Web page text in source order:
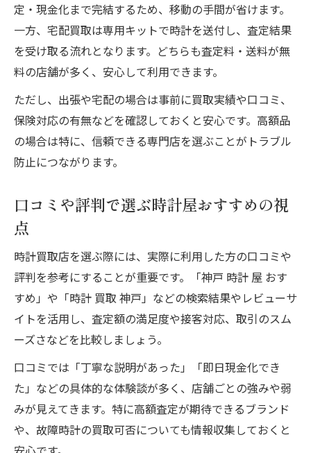
定・現金化まで完結するため、移動の手間が省けます。
一方、宅配買取は専用キットで時計を送付し、査定結果
を受け取る流れとなります。どちらも査定料・送料が無
料の店舗が多く、安心して利用できます。
ただし、出張や宅配の場合は事前に買取実績や口コミ、
保険対応の有無などを確認しておくと安心です。高額品
の場合は特に、信頼できる専門店を選ぶことがトラブル
防止につながります。
口コミや評判で選ぶ時計屋おすすめの視
点
時計買取店を選ぶ際には、実際に利用した方の口コミや
評判を参考にすることが重要です。「神戸 時計 屋 おす
すめ」や「時計 買取 神戸」などの検索結果やレビューサ
イトを活用し、査定額の満足度や接客対応、取引のスム
ーズさなどを比較しましょう。
口コミでは「丁寧な説明があった」「即日現金化でき
た」などの具体的な体験談が多く、店舗ごとの強みや弱
みが見えてきます。特に高額査定が期待できるブランド
や、故障時計の買取可否についても情報収集しておくと